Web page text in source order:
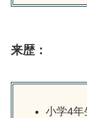
来歴：
小学4年